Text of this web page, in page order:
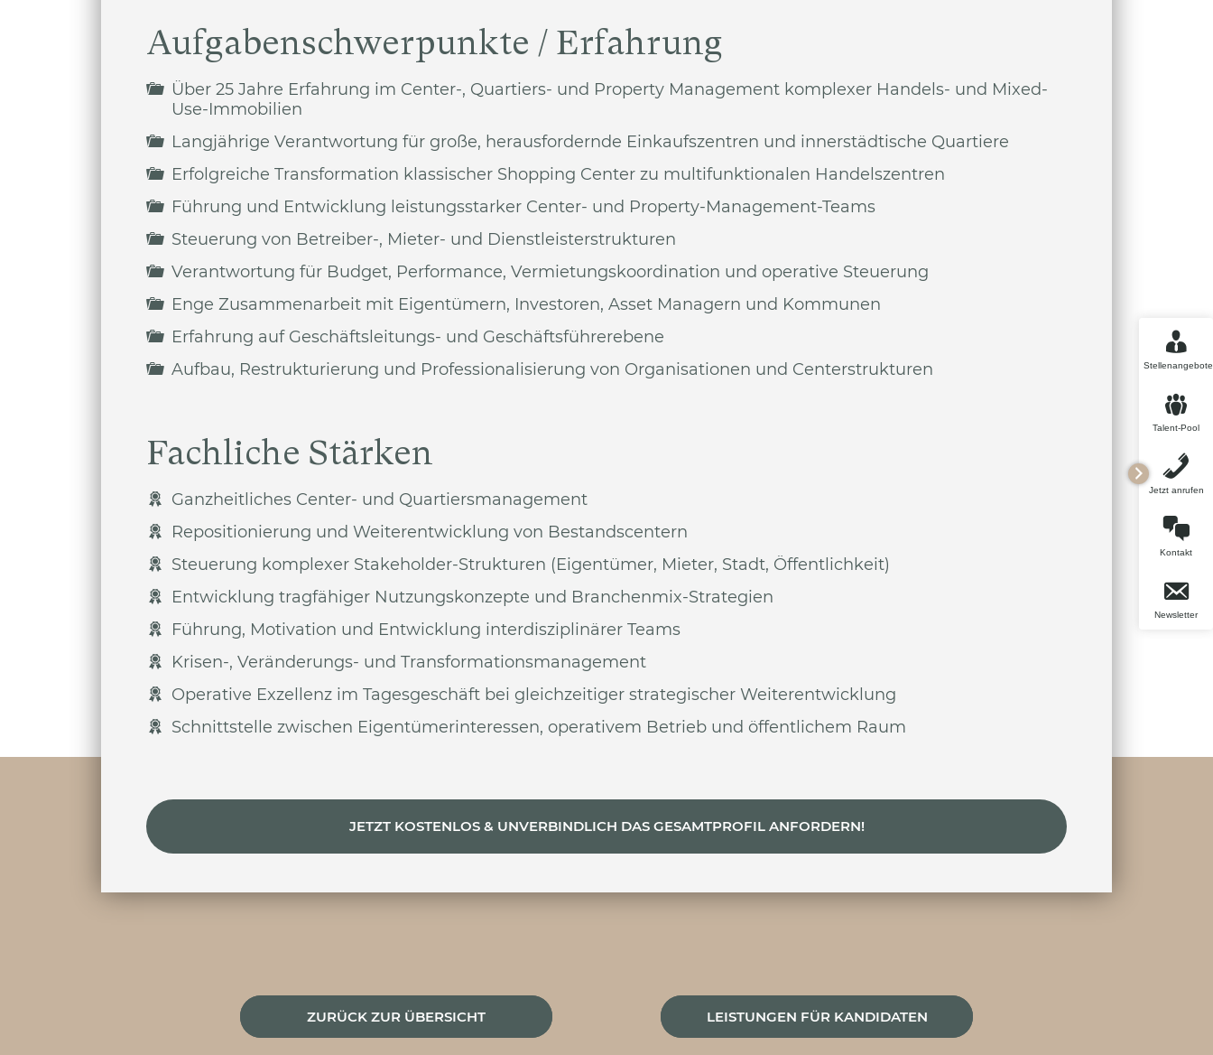
Aufgabenschwerpunkte / Erfahrung
Über 25 Jahre Erfahrung im Center-, Quartiers- und Property Management komplexer Handels- und Mixed-
Use-Immobilien
Langjährige Verantwortung für große, herausfordernde Einkaufszentren und innerstädtische Quartiere
Erfolgreiche Transformation klassischer Shopping Center zu multifunktionalen Handelszentren
Führung und Entwicklung leistungsstarker Center- und Property-Management-Teams
Steuerung von Betreiber-, Mieter- und Dienstleisterstrukturen
Verantwortung für Budget, Performance, Vermietungskoordination und operative Steuerung
Enge Zusammenarbeit mit Eigentümern, Investoren, Asset Managern und Kommunen
Erfahrung auf Geschäftsleitungs- und Geschäftsführerebene
Aufbau, Restrukturierung und Professionalisierung von Organisationen und Centerstrukturen
Fachliche Stärken
Ganzheitliches Center- und Quartiersmanagement
Repositionierung und Weiterentwicklung von Bestandscentern
Steuerung komplexer Stakeholder-Strukturen (Eigentümer, Mieter, Stadt, Öffentlichkeit)
Entwicklung tragfähiger Nutzungskonzepte und Branchenmix-Strategien
Führung, Motivation und Entwicklung interdisziplinärer Teams
Krisen-, Veränderungs- und Transformationsmanagement
Operative Exzellenz im Tagesgeschäft bei gleichzeitiger strategischer Weiterentwicklung
Schnittstelle zwischen Eigentümerinteressen, operativem Betrieb und öffentlichem Raum
JETZT KOSTENLOS & UNVERBINDLICH DAS GESAMTPROFIL ANFORDERN!
ZURÜCK ZUR ÜBERSICHT LEISTUNGEN FÜR KANDIDATEN
Stellenangebote
Talent-Pool
Jetzt anrufen
Kontakt
Newsletter